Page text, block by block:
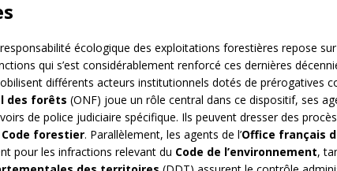
responsabilité écologique des exploitations forestières repose
qui s’est considérablement renforcé ces dernières
différents acteurs institutionnels dotés de prérogatives
des forêts (ONF) joue un rôle central dans ce dispositif, ses
de police judiciaire spécifique. Ils peuvent dresser des
Code forestier. Parallèlement, les agents de l’Office français
pour les infractions relevant du Code de l’environnement,